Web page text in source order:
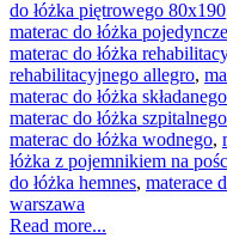
do łóżka piętrowego 80x190
materac do łóżka
materac do łóżka
rehabilitacyjnego allegro,
materac do łóżka składanego
materac do łóżka szpitalnego
materac do łóżka wodnego,
łóżka z pojemnikiem na
do łóżka hemnes, materace
warszawa
Read more...